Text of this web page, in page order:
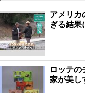
アメリ
ぎる結果
ロッテ
家が美し